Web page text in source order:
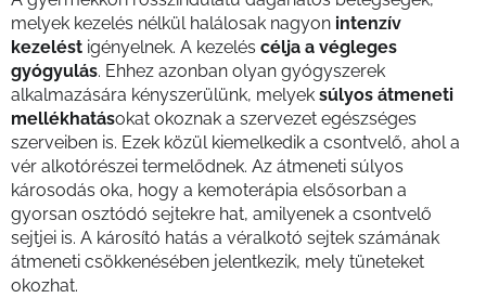
melyek kezelés nélkül halálosak nagyon intenzív
kezelést igényelnek. A kezelés célja a végleges
gyógyulás. Ehhez azonban olyan gyógyszerek
alkalmazására kényszerülünk, melyek súlyos átmeneti
mellékhatásokat okoznak a szervezet egészséges
szerveiben is. Ezek közül kiemelkedik a csontvelő, ahol a
vér alkotórészei termelődnek. Az átmeneti súlyos
károsodás oka, hogy a kemoterápia elsősorban a
gyorsan osztódó sejtekre hat, amilyenek a csontvelő
sejtjei is. A károsító hatás a véralkotó sejtek számának
átmeneti csökkenésében jelentkezik, mely tüneteket
okozhat.